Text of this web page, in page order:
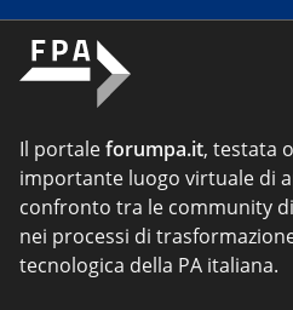
Il portaleforumpa.it, testata
importante luogo virtuale di
confronto tra le community
nei processi di
tecnologica della PA italiana.